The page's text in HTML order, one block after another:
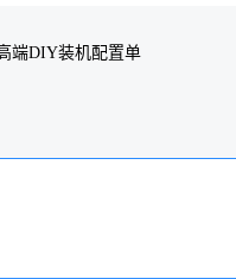
+拷机+打包）毛利润
件价格存在变动，以
端DIY装机配置单